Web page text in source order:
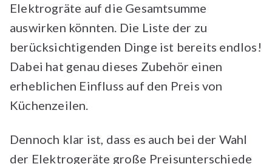
Elektrogräte auf die Gesamtsumme
auswirken könnten. Die Liste der zu
berücksichtigenden Dinge ist bereits endlos!
Dabei hat genau dieses Zubehör einen
erheblichen Einfluss auf den Preis von
Küchenzeilen.
Dennoch klar ist, dass es auch bei der Wahl
der Elektrogeräte große Preisunterschiede